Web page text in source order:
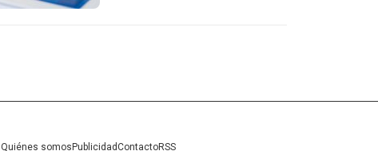
Quiénes somos PublicidadContactoRSS